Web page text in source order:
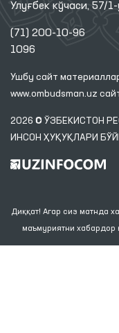
Улуғбек кўчаси, 57/
(71) 200-10-96
1096
Ушбу сайт
www.ombudsman.uz
2026 © ЎЗБЕКИСТОН
ИНСОН ҲУҚУҚЛАРИ
Диққат! Агар сиз матнда
маъмуриятни хабардор